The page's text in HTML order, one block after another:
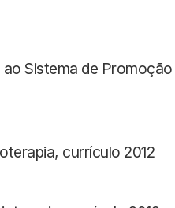
Sistema de
currículo 2012